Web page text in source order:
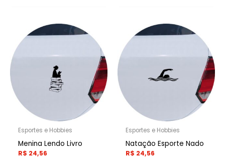
Esportes e Hobbies
Menina Lendo Livro
R$ 24,56
Esportes e Hobbies
Natação Esporte Nado
R$ 24,56